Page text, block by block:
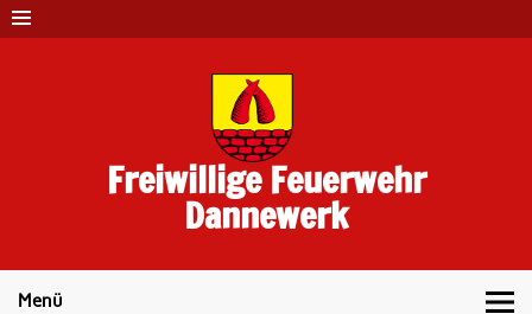
Skip
to
content
Freiwillige Feuerwehr
Dannewerk
Menü